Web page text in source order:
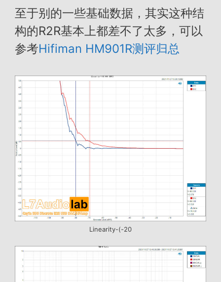
至于别的一些基础数据，其实这种结
构的R2R基本上都差不了太多，可以
参考Hifiman HM901R测评归总
Linearity-(-20